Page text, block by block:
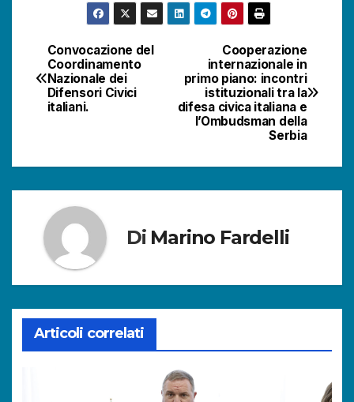
Navigazione
articoli
Cooperazione
internazionale in
primo piano: incontri
istituzionali tra la
difesa civica italiana e
l’Ombudsman della
Serbia
Convocazione del
Coordinamento
Nazionale dei
Difensori Civici
italiani.
Di Marino Fardelli
Articoli correlati